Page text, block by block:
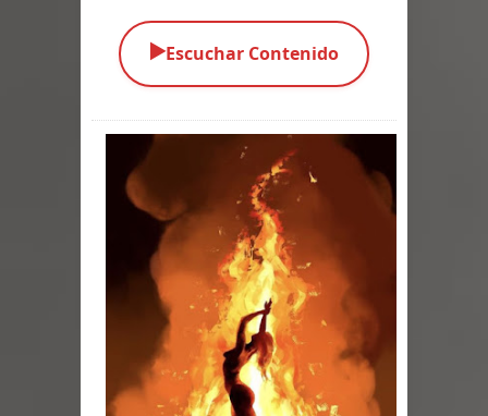
Parte 05: Los Horrores del Infierno
Parte 04: Oídos Sordos
Parte 02: Vuelve el Hijo Prodigo
Parte 01: El Comienzo
Parte 01: El Enemigo Interior
Exaltados y Muertos Vivientes
Los Muertos se Levantan (Relato)
Los Monstruos más Buscados
▶️Escuchar Contenido